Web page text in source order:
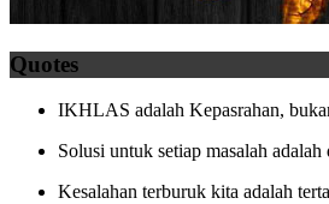
Quotes
IKHLAS adalah Kepasrahan,
Solusi untuk setiap masalah
Kesalahan terburuk kita adalah